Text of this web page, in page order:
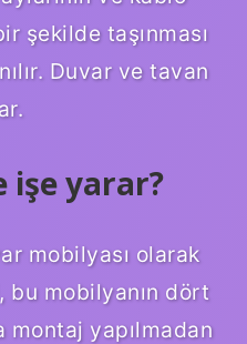
şekilde taşınması
Duvar ve tavan
işe yarar?
mobilyası olarak
bu mobilyanın dört
montaj yapılmadan